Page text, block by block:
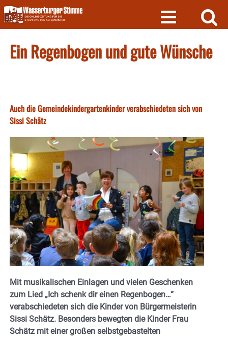
Skip
to
content
Ein Regenbogen und gute Wünsche
Auch die Gemeindekindergartenkinder verabschiedeten sich von
Sissi Schätz
Mit musikalischen Einlagen und vielen Geschenken
zum Lied „Ich schenk dir einen Regenbogen…“
verabschiedeten sich die Kinder von Bürgermeisterin
Sissi Schätz. Besonders bewegten die Kinder Frau
Schätz mit einer großen selbstgebastelten